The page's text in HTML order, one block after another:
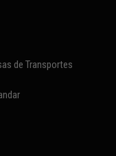
de Transportes